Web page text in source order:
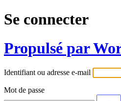
Se connecter
Propulsé par
Identifiant ou adresse e-mail
Mot de passe